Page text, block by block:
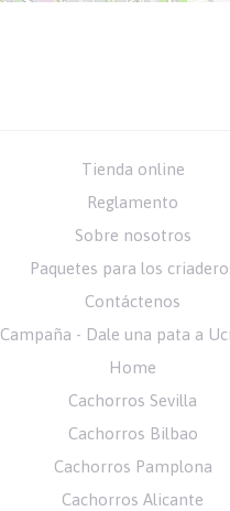
Tienda online
Reglamento
Sobre nosotros
Paquetes para los
Contáctenos
Campaña - Dale una pata a
Home
Cachorros Sevilla
Cachorros Bilbao
Cachorros Pamplona
Cachorros Alicante